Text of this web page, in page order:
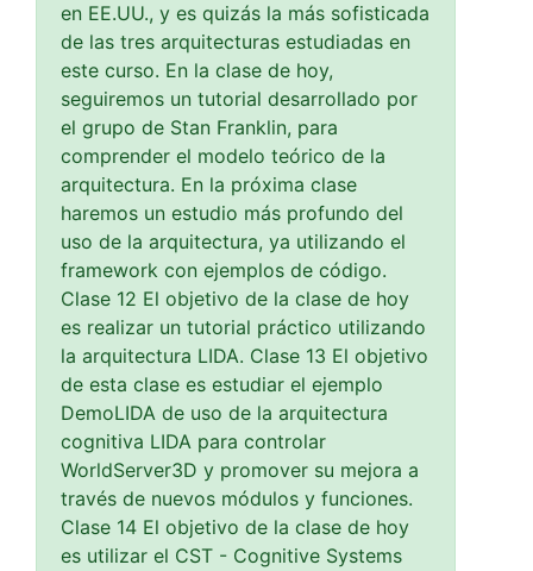
en EE.UU., y es quizás la más sofisticada
de las tres arquitecturas estudiadas en
este curso. En la clase de hoy,
seguiremos un tutorial desarrollado por
el grupo de Stan Franklin, para
comprender el modelo teórico de la
arquitectura. En la próxima clase
haremos un estudio más profundo del
uso de la arquitectura, ya utilizando el
framework con ejemplos de código.
Clase 12 El objetivo de la clase de hoy
es realizar un tutorial práctico utilizando
la arquitectura LIDA. Clase 13 El objetivo
de esta clase es estudiar el ejemplo
DemoLIDA de uso de la arquitectura
cognitiva LIDA para controlar
WorldServer3D y promover su mejora a
través de nuevos módulos y funciones.
Clase 14 El objetivo de la clase de hoy
es utilizar el CST - Cognitive Systems